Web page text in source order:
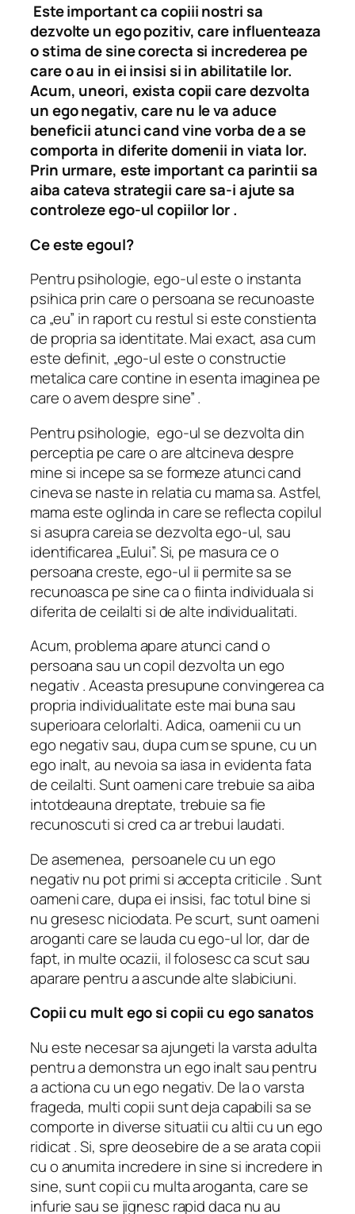
Este important ca copiii nostri sa
dezvolte un ego pozitiv, care influenteaza
o stima de sine corecta si increderea pe
care o au in ei insisi si in abilitatile lor.
Acum, uneori, exista copii care dezvolta
un ego negativ, care nu le va aduce
beneficii atunci cand vine vorba de a se
comporta in diferite domenii in viata lor.
Prin urmare, este important ca parintii sa
aiba cateva strategii care sa-i ajute sa
controleze ego-ul copiilor lor .
Ce este egoul?
Pentru psihologie, ego-ul este o instanta
psihica prin care o persoana se recunoaste
ca „eu” in raport cu restul si este constienta
de propria sa identitate. Mai exact, asa cum
este definit, „ego-ul este o constructie
metalica care contine in esenta imaginea pe
care o avem despre sine” .
Pentru psihologie, ego-ul se dezvolta din
perceptia pe care o are altcineva despre
mine si incepe sa se formeze atunci cand
cineva se naste in relatia cu mama sa. Astfel,
mama este oglinda in care se reflecta copilul
si asupra careia se dezvolta ego-ul, sau
identificarea „Eului”. Si, pe masura ce o
persoana creste, ego-ul ii permite sa se
recunoasca pe sine ca o fiinta individuala si
diferita de ceilalti si de alte individualitati.
Acum, problema apare atunci cand o
persoana sau un copil dezvolta un ego
negativ . Aceasta presupune convingerea ca
propria individualitate este mai buna sau
superioara celorlalti. Adica, oamenii cu un
ego negativ sau, dupa cum se spune, cu un
ego inalt, au nevoia sa iasa in evidenta fata
de ceilalti. Sunt oameni care trebuie sa aiba
intotdeauna dreptate, trebuie sa fie
recunoscuti si cred ca ar trebui laudati.
De asemenea, persoanele cu un ego
negativ nu pot primi si accepta criticile . Sunt
oameni care, dupa ei insisi, fac totul bine si
nu gresesc niciodata. Pe scurt, sunt oameni
aroganti care se lauda cu ego-ul lor, dar de
fapt, in multe ocazii, il folosesc ca scut sau
aparare pentru a ascunde alte slabiciuni.
Copii cu mult ego si copii cu ego sanatos
Nu este necesar sa ajungeti la varsta adulta
pentru a demonstra un ego inalt sau pentru
a actiona cu un ego negativ. De la o varsta
frageda, multi copii sunt deja capabili sa se
comporte in diverse situatii cu altii cu un ego
ridicat . Si, spre deosebire de a se arata copii
cu o anumita incredere in sine si incredere in
sine, sunt copii cu multa aroganta, care se
infurie sau se jignesc rapid daca nu au